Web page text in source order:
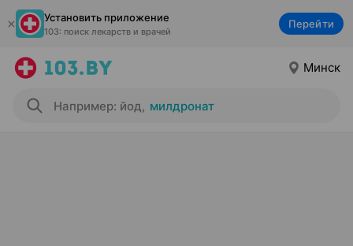
Установить приложение
103: поиск лекарств и врачей
Перейти
Минск
Например: йод, милдронат